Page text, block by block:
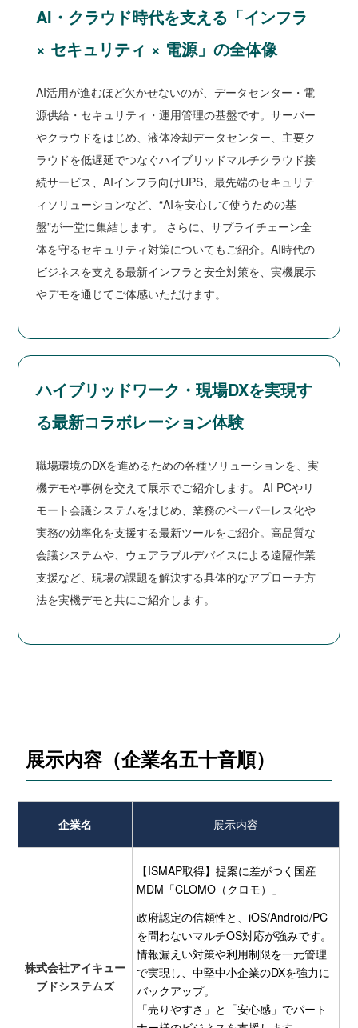
AI・クラウド時代を支える「インフラ
× セキュリティ × 電源」の全体像
AI活用が進むほど欠かせないのが、データセンター・電
源供給・セキュリティ・運用管理の基盤です。サーバー
やクラウドをはじめ、液体冷却データセンター、主要ク
ラウドを低遅延でつなぐハイブリッドマルチクラウド接
続サービス、AIインフラ向けUPS、最先端のセキュリテ
ィソリューションなど、“AIを安心して使うための基
盤”が一堂に集結します。 さらに、サプライチェーン全
体を守るセキュリティ対策についてもご紹介。AI時代の
ビジネスを支える最新インフラと安全対策を、実機展示
やデモを通じてご体感いただけます。
ハイブリッドワーク・現場DXを実現す
る最新コラボレーション体験
職場環境のDXを進めるための各種ソリューションを、実
機デモや事例を交えて展示でご紹介します。 AI PCやリ
モート会議システムをはじめ、業務のペーパーレス化や
実務の効率化を支援する最新ツールをご紹介。高品質な
会議システムや、ウェアラブルデバイスによる遠隔作業
支援など、現場の課題を解決する具体的なアプローチ方
法を実機デモと共にご紹介します。
展示内容（企業名五十音順）
企業名 展示内容
株式会社アイキュー
ブドシステムズ
【ISMAP取得】提案に差がつく国産
MDM「CLOMO（クロモ）」
政府認定の信頼性と、iOS/Android/PC
を問わないマルチOS対応が強みです。
情報漏えい対策や利用制限を一元管理
で実現し、中堅中小企業のDXを強力に
バックアップ。
「売りやすさ」と「安心感」でパート